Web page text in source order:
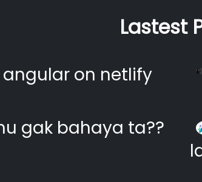
Lastest
on netlify
gak bahaya ta??